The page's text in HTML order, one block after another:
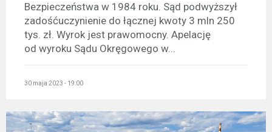
Bezpieczeństwa w 1984 roku. Sąd podwyższył
zadośćuczynienie do łącznej kwoty 3 mln 250
tys. zł. Wyrok jest prawomocny. Apelację
od wyroku Sądu Okręgowego w...
30 maja 2023 - 19:00